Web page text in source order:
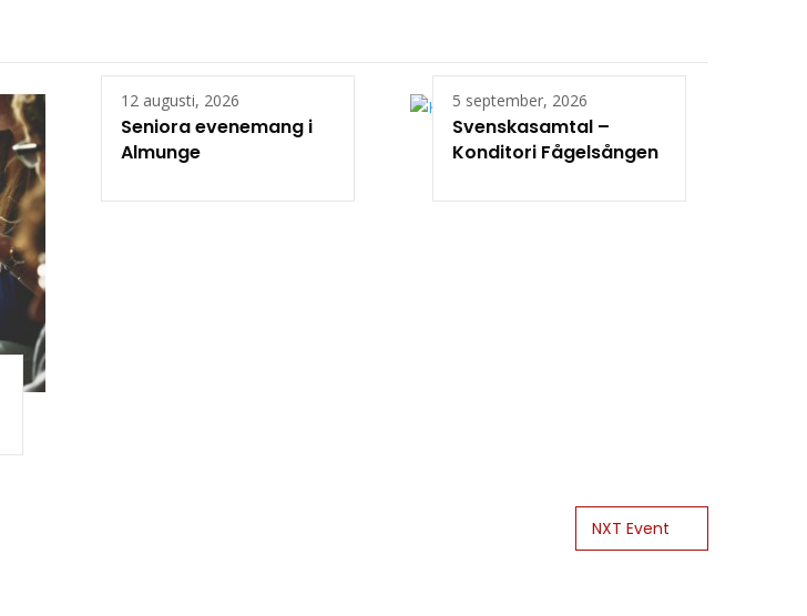
12 augusti, 2026
Seniora evenemang i
Almunge
5 september, 2026
Svenskasamtal –
Konditori Fågelsången
NXT Event